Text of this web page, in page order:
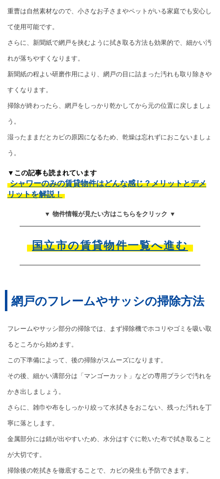
重曹は自然素材なので、小さなお子さまやペットがいる家庭でも安心し
て使用可能です。
さらに、新聞紙で網戸を挟むように拭き取る方法も効果的で、細かい汚
れが落ちやすくなります。
新聞紙の程よい研磨作用により、網戸の目に詰まった汚れも取り除きや
すくなります。
掃除が終わったら、網戸をしっかり乾かしてから元の位置に戻しましょ
う。
湿ったままだとカビの原因になるため、乾燥は忘れずにおこないましょ
う。
▼この記事も読まれています
シャワーのみの賃貸物件はどんな感じ？メリットとデメ
リットを解説！
▼ 物件情報が見たい方はこちらをクリック ▼
国立市の賃貸物件一覧へ進む
網戸のフレームやサッシの掃除方法
フレームやサッシ部分の掃除では、まず掃除機でホコリやゴミを吸い取
るところから始めます。
この下準備によって、後の掃除がスムーズになります。
その後、細かい溝部分は「マンゴーカット」などの専用ブラシで汚れを
かき出しましょう。
さらに、雑巾や布をしっかり絞って水拭きをおこない、残った汚れを丁
寧に落とします。
金属部分には錆が出やすいため、水分はすぐに乾いた布で拭き取ること
が大切です。
掃除後の乾拭きを徹底することで、カビの発生も予防できます。